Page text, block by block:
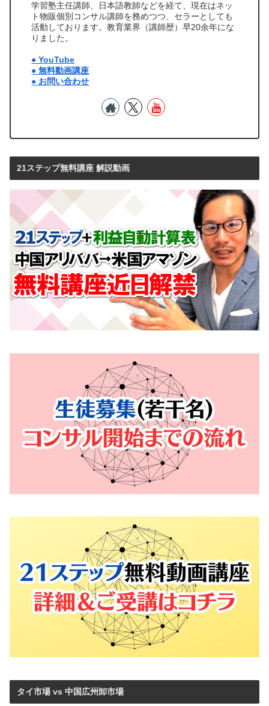
学習塾主任講師、日本語教師などを経て、現在はネッ
ト物販個別コンサル講師を務めつつ、セラーとしても
活動しております。教育業界（講師歴）早20余年にな
りました。
● YouTube
● 無料動画講座
● お問い合わせ
21ステップ無料講座 解説動画
タイ市場 vs 中国広州卸市場